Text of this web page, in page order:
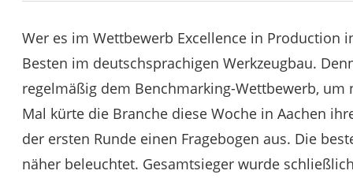
Wer es im Wettbewerb Excellence in Production
Besten im deutschsprachigen Werkzeugbau.
regelmäßig dem Benchmarking-Wettbewerb, um
Mal kürte die Branche diese Woche in Aachen
der ersten Runde einen Fragebogen aus. Die
näher beleuchtet. Gesamtsieger wurde